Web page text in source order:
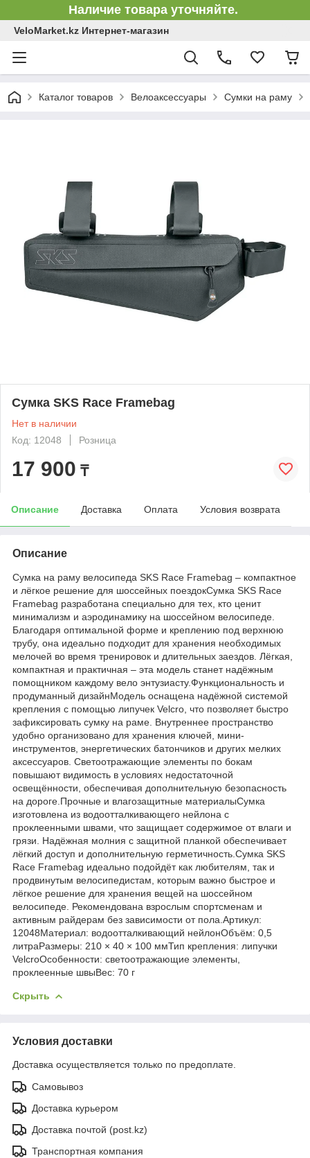
Наличие товара уточняйте.
VeloMarket.kz Интернет-магазин
Каталог товаров Велоаксессуары Сумки на раму
Сумка SKS Race Framebag
Нет в наличии
Код: 12048
Розница
17 900 ₸
Описание Доставка Оплата Условия возврата
Описание
Сумка на раму велосипеда SKS Race Framebag – компактное
и лёгкое решение для шоссейных поездокСумка SKS Race
Framebag разработана специально для тех, кто ценит
минимализм и аэродинамику на шоссейном велосипеде.
Благодаря оптимальной форме и креплению под верхнюю
трубу, она идеально подходит для хранения необходимых
мелочей во время тренировок и длительных заездов. Лёгкая,
компактная и практичная – эта модель станет надёжным
помощником каждому вело энтузиасту.Функциональность и
продуманный дизайнМодель оснащена надёжной системой
крепления с помощью липучек Velcro, что позволяет быстро
зафиксировать сумку на раме. Внутреннее пространство
удобно организовано для хранения ключей, мини-
инструментов, энергетических батончиков и других мелких
аксессуаров. Светоотражающие элементы по бокам
повышают видимость в условиях недостаточной
освещённости, обеспечивая дополнительную безопасность
на дороге.Прочные и влагозащитные материалыСумка
изготовлена из водоотталкивающего нейлона с
проклеенными швами, что защищает содержимое от влаги и
грязи. Надёжная молния с защитной планкой обеспечивает
лёгкий доступ и дополнительную герметичность.Сумка SKS
Race Framebag идеально подойдёт как любителям, так и
продвинутым велосипедистам, которым важно быстрое и
лёгкое решение для хранения вещей на шоссейном
велосипеде. Рекомендована взрослым спортсменам и
активным райдерам без зависимости от пола.Артикул:
12048Материал: водоотталкивающий нейлонОбъём: 0,5
литраРазмеры: 210 × 40 × 100 ммТип крепления: липучки
VelcroОсобенности: светоотражающие элементы,
проклеенные швыВес: 70 г
Скрыть
Условия доставки
Доставка осуществляется только по предоплате.
Самовывоз
Доставка курьером
Доставка почтой (post.kz)
Транспортная компания